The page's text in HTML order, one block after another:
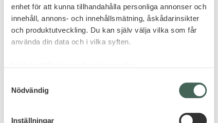
enhet för att kunna tillhandahålla personliga annonser och
innehåll, annons- och innehållsmätning, åskådarinsikter
och produktutveckling. Du kan själv välja vilka som får
använda din data och i vilka syften.
som kan ha en noggrannhet på upp till flera meter
Nödvändig
Inställningar
Val Thorens
ALTAPURA